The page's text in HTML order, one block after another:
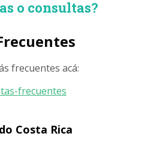
o consultas?
frecuentes acá:
frecuentes
Costa Rica